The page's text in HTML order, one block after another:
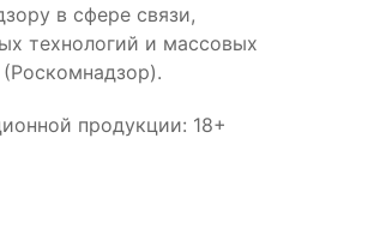
в сфере связи,
технологий и массовых
продукции: 18+